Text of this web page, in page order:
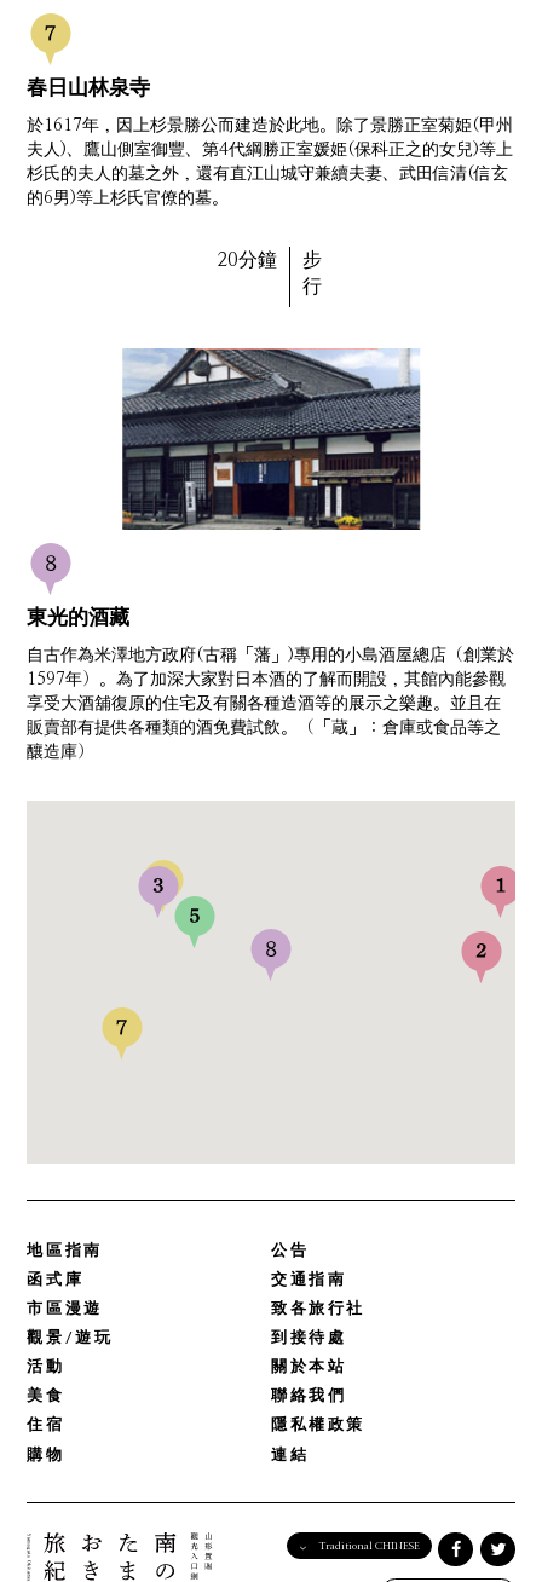
春日山林泉寺
於1617年，因上杉景勝公而建造於此地。除了景勝正室菊姫(甲州
夫人)、鷹山側室御豐、第4代綱勝正室媛姫(保科正之的女兒)等上
杉氏的夫人的墓之外，還有直江山城守兼續夫妻、武田信清(信玄
的6男)等上杉氏官僚的墓。
20分鐘
步
行
東光的酒藏
自古作為米澤地方政府(古稱「藩」)專用的小島酒屋總店（創業於
1597年）。為了加深大家對日本酒的了解而開設，其館內能參觀
享受大酒舖復原的住宅及有關各種造酒等的展示之樂趣。並且在
販賣部有提供各種類的酒免費試飲。（「蔵」：倉庫或食品等之
釀造庫）
地區指南
函式庫
市區漫遊
觀景/遊玩
活動
美食
住宿
購物
公告
交通指南
致各旅行社
到接待處
關於本站
聯絡我們
隱私權政策
連結
Traditional CHINESE